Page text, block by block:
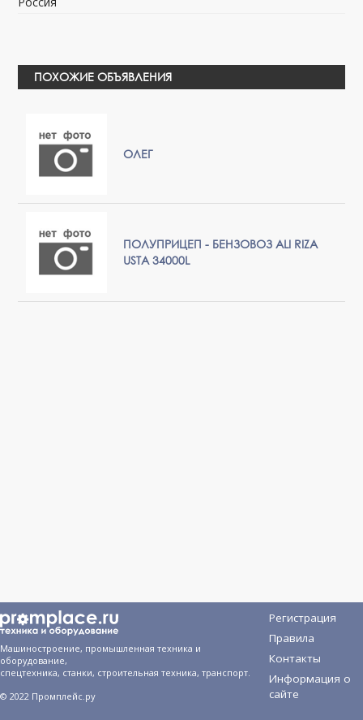
ПОХОЖИЕ ОБЪЯВЛЕНИЯ
ОЛЕГ
ПОЛУПРИЦЕП - БЕНЗОВОЗ ALI RIZA
USTA 34000L
Машиностроение, промышленная техника и
оборудование,
спецтехника, станки, строительная техника, транспорт.
© 2022 Промплейс.ру
Регистрация
Правила
Контакты
Информация о
сайте